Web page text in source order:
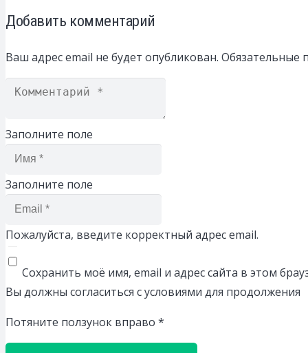
Добавить комментарий
Ваш адрес email не будет опубликован. Обязательные
Заполните поле
Заполните поле
Пожалуйста, введите корректный адрес email.
Сохранить моё имя, email и адрес сайта в этом
Вы должны согласиться с условиями для продолжения
Потяните ползунок вправо *